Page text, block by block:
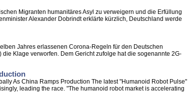
Migranten humanitäres Asyl zu verweigern und die Erfüllung
Alexander Dobrindt erklärte kürzlich, Deutschland werde
Jahres erlassenen Corona-Regeln für den Deutschen
Klage verworfen. Dem Gericht zufolge hat die sogenannte 2G-
As China Ramps Production The latest "Humanoid Robot Pulse"
leading the race. "The humanoid robot market is accelerating